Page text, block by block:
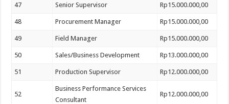
47 Senior Supervisor Rp15.000.000,00
48 Procurement Manager Rp15.000.000,00
49 Field Manager Rp15.000.000,00
50 Sales/Business Development Rp13.000.000,00
51 Production Supervisor Rp12.000.000,00
52
Business Performance Services
Consultant
Rp12.000.000,00